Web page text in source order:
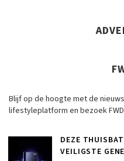
Blijf op de hoogte met de
lifestyleplatform en bezoek
DEZE
VEILIGSTE